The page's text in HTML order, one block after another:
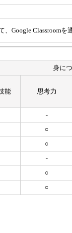
Google Classroomを
身に
能 思考力
-
○
○
-
○
○